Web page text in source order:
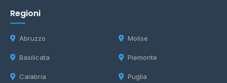
Regioni
Abruzzo
Basilicata
Calabria
Molise
Piemonte
Puglia